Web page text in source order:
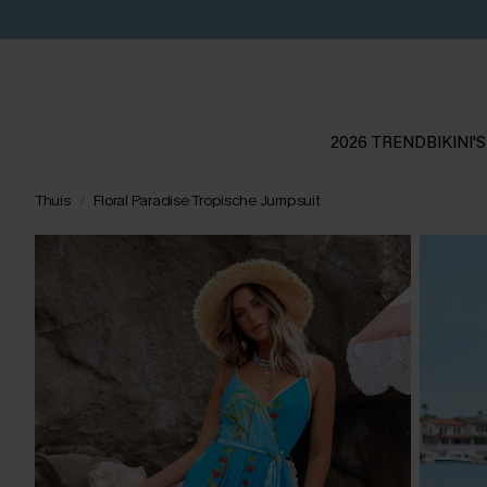
2026 TRENDBIKINI'S
Thuis Floral Paradise Tropische Jumpsuit